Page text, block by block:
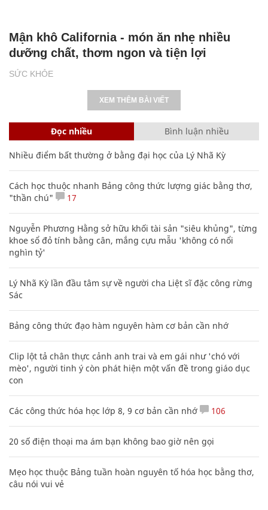
SỨC KHỎE
Mận khô California - món ăn nhẹ nhiều
dưỡng chất, thơm ngon và tiện lợi
XEM THÊM BÀI VIẾT
Đọc nhiều Bình luận nhiều
Nhiều điểm bất thường ở bằng đại học của Lý Nhã Kỳ
Cách học thuộc nhanh Bảng công thức lượng giác bằng thơ,
"thần chú"
17
Nguyễn Phương Hằng sở hữu khối tài sản "siêu khủng", từng
khoe sổ đỏ tính bằng cân, mắng cựu mẫu 'không có nổi
nghìn tỷ'
Lý Nhã Kỳ lần đầu tâm sự về người cha Liệt sĩ đặc công rừng
Sác
Bảng công thức đạo hàm nguyên hàm cơ bản cần nhớ
Clip lột tả chân thực cảnh anh trai và em gái như 'chó với
mèo', người tinh ý còn phát hiện một vấn đề trong giáo dục
con
Các công thức hóa học lớp 8, 9 cơ bản cần nhớ 106
20 số điện thoại ma ám bạn không bao giờ nên gọi
Mẹo học thuộc Bảng tuần hoàn nguyên tố hóa học bằng thơ,
câu nói vui vẻ